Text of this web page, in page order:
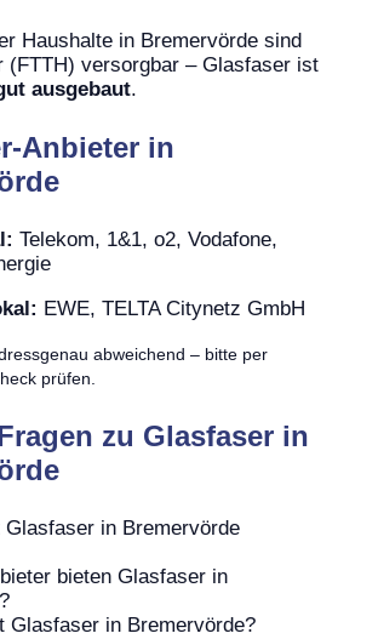
Haushalte in Bremervörde sind
(FTTH) versorgbar – Glasfaser ist
ausgebaut.
Anbieter in
Telekom, 1&1, o2, Vodafone,
EWE, TELTA Citynetz GmbH
abweichend – bitte per
prüfen.
zu Glasfaser in
in Bremervörde
bieten Glasfaser in
Glasfaser in Bremervörde?